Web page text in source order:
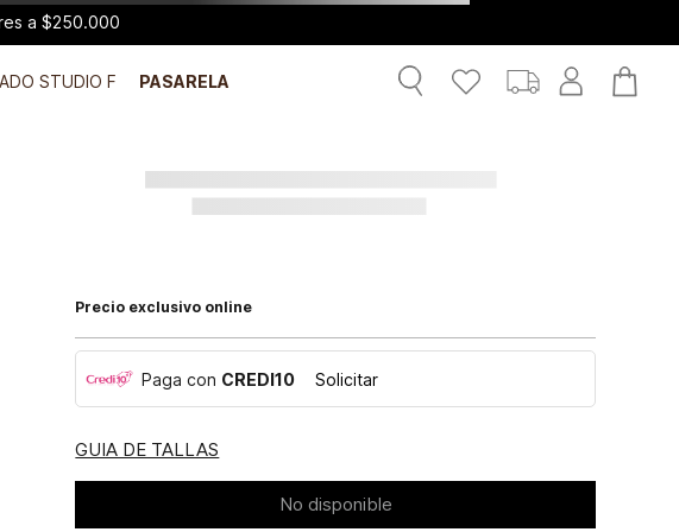
a $250.000
STUDIO F PASARELA
Precio exclusivo online
Paga con CREDI10 Solicitar
GUIA DE TALLAS
No disponible